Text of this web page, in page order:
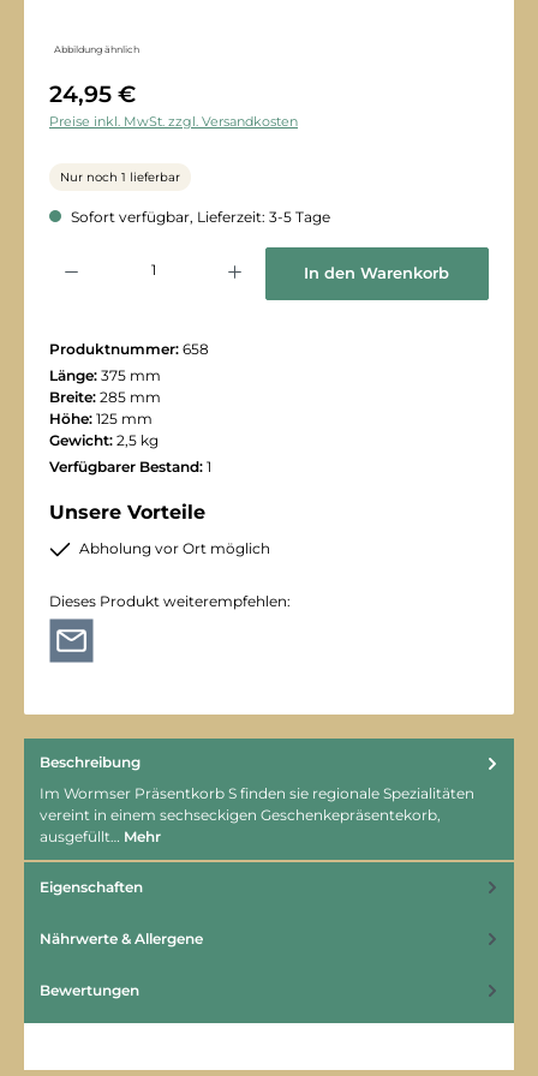
Abbildung ähnlich
24,95 €
Preise inkl. MwSt. zzgl. Versandkosten
Nur noch 1 lieferbar
Sofort verfügbar, Lieferzeit: 3-5 Tage
In den Warenkorb
Produktnummer: 658
Länge: 375 mm
Breite: 285 mm
Höhe: 125 mm
Gewicht: 2,5 kg
Verfügbarer Bestand: 1
Unsere Vorteile
Abholung vor Ort möglich
Dieses Produkt weiterempfehlen:
Beschreibung
Im Wormser Präsentkorb S finden sie regionale Spezialitäten
vereint in einem sechseckigen Geschenkepräsentekorb,
ausgefüllt… Mehr
Eigenschaften
Nährwerte & Allergene
Bewertungen